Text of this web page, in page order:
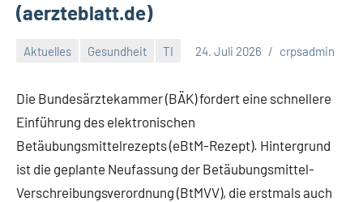
(aerzteblatt.de)
Aktuelles Gesundheit TI 24. Juli 2026 crpsadmin
Die Bundesärztekammer (BÄK) fordert eine schnellere
Einführung des elektronischen
Betäubungsmittelrezepts (eBtM-Rezept). Hintergrund
ist die geplante Neufassung der Betäubungsmittel-
Verschreibungsverordnung (BtMVV), die erstmals auch